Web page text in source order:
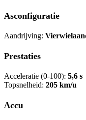
Asconfiguratie
Aandrijving:
Prestaties
Acceleratie (0-100): 5,6 s
Topsnelheid: 205 km/u
Accu